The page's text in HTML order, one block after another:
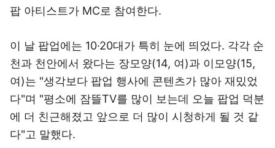
팝 아티스트가 MC로 참여한다.
이 날 팝업에는 10·20대가 특히 눈에 띄었다. 각각 순
천과 천안에서 왔다는 장모양(14, 여)과 이모양(15,
여)는 "생각보다 팝업 행사에 콘텐츠가 많아 재밌었
다"며 "평소에 잠뜰TV를 많이 보는데 오늘 팝업 덕분
에 더 친근해졌고 앞으로 더 많이 시청하게 될 것 같
다"고 말했다.